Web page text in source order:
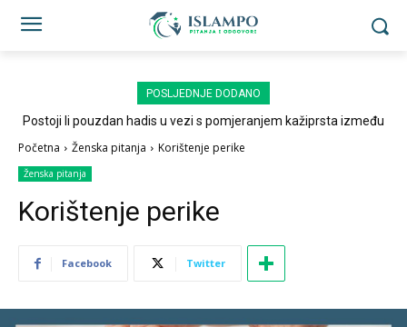
POSLJEDNJE DODANO
Postoji li pouzdan hadis u vezi s pomjeranjem kažiprsta između
Početna Ženska pitanja Korištenje perike
Ženska pitanja
Korištenje perike
Facebook Twitter